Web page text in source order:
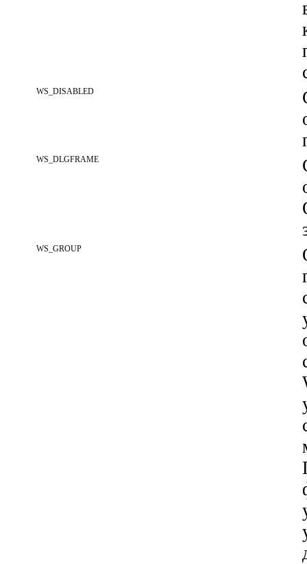
WS_DISABLED
WS_DLGFRAME
WS_GROUP